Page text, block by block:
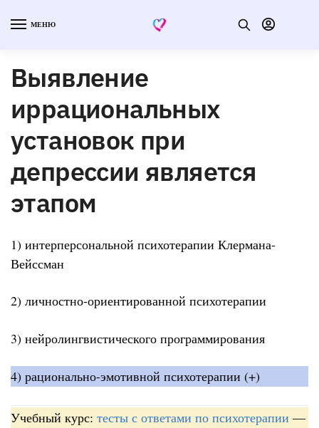
МЕНЮ
Выявление
иррациональных
установок при
депрессии является
этапом
1) интерперсональной психотерапии Клермана-
Вейссман
2) личностно-ориентированной психотерапии
3) нейролингвистического программирования
4) рационально-эмотивной психотерапии (+)
Учебный курс: тесты с ответами по психотерапии —